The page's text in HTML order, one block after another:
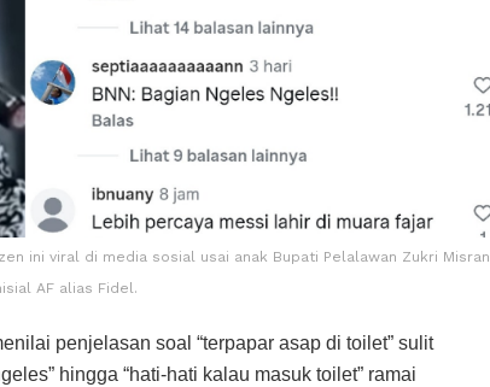
ini viral di media sosial usai anak Bupati Pelalawan Zukri Misran
AF alias Fidel.
penjelasan soal “terpapar asap di toilet” sulit
hingga “hati-hati kalau masuk toilet” ramai